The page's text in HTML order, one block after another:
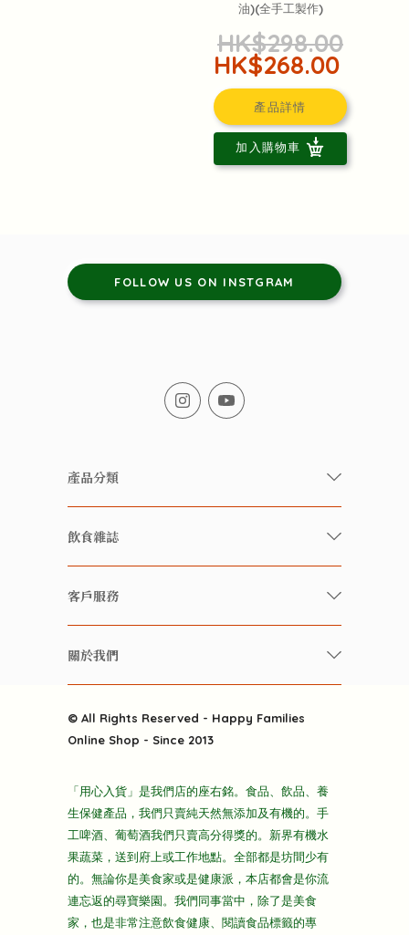
油)(全手工製作)
HK$298.00
HK$268.00
產品詳情
加入購物車
FOLLOW US ON INSTGRAM
產品分類
有機/無農藥新鮮蔬果
有機 / 無添加飲品
養生保健好東西
酒類
雜貨部
折上折大特價
主頁
飲食雜誌
快樂家庭 飲食雜誌
雲南搜食記
粒粒皆辛苦
快樂電視台
客戶服務
常見問題
關於我們
送貨
隱私政策
© All Rights Reserved - Happy Families
Online Shop - Since 2013
「用心入貨」是我們店的座右銘。食品、飲品、養
生保健產品，我們只賣純天然無添加及有機的。手
工啤酒、葡萄酒我們只賣高分得獎的。新界有機水
果蔬菜，送到府上或工作地點。全部都是坊間少有
的。無論你是美食家或是健康派，本店都會是你流
連忘返的尋寶樂園。我們同事當中，除了是美食
家，也是非常注意飲食健康、閱讀食品標籤的專